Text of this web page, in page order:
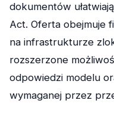
dokumentów
Act. Oferta obejmuje
na infrastrukturze
rozszerzone
odpowiedzi modelu
wymaganej przez